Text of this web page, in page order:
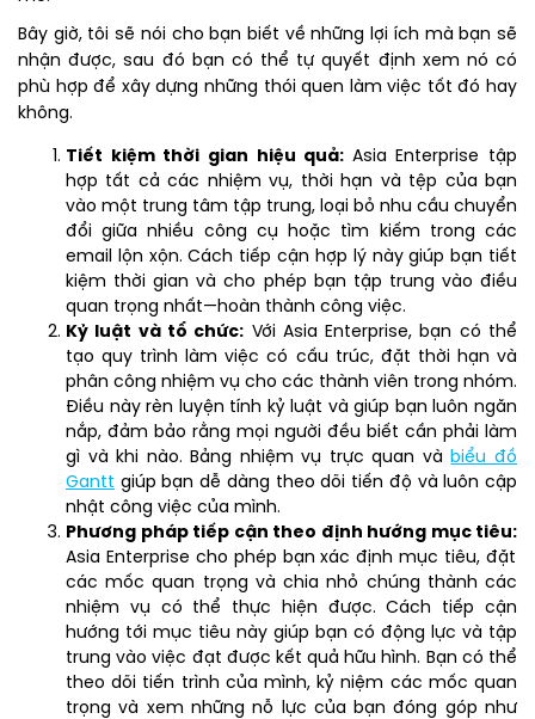
Bây giờ, tôi sẽ nói cho bạn biết về những lợi ích mà bạn sẽ
nhận được, sau đó bạn có thể tự quyết định xem nó có
phù hợp để xây dựng những thói quen làm việc tốt đó hay
không.
Tiết kiệm thời gian hiệu quả: Asia Enterprise tập
hợp tất cả các nhiệm vụ, thời hạn và tệp của bạn
vào một trung tâm tập trung, loại bỏ nhu cầu chuyển
đổi giữa nhiều công cụ hoặc tìm kiếm trong các
email lộn xộn. Cách tiếp cận hợp lý này giúp bạn tiết
kiệm thời gian và cho phép bạn tập trung vào điều
quan trọng nhất—hoàn thành công việc.
Kỷ luật và tổ chức: Với Asia Enterprise, bạn có thể
tạo quy trình làm việc có cấu trúc, đặt thời hạn và
phân công nhiệm vụ cho các thành viên trong nhóm.
Điều này rèn luyện tính kỷ luật và giúp bạn luôn ngăn
nắp, đảm bảo rằng mọi người đều biết cần phải làm
gì và khi nào. Bảng nhiệm vụ trực quan và biểu đồ
Gantt giúp bạn dễ dàng theo dõi tiến độ và luôn cập
nhật công việc của mình.
Phương pháp tiếp cận theo định hướng mục tiêu:
Asia Enterprise cho phép bạn xác định mục tiêu, đặt
các mốc quan trọng và chia nhỏ chúng thành các
nhiệm vụ có thể thực hiện được. Cách tiếp cận
hướng tới mục tiêu này giúp bạn có động lực và tập
trung vào việc đạt được kết quả hữu hình. Bạn có thể
theo dõi tiến trình của mình, kỷ niệm các mốc quan
trọng và xem những nỗ lực của bạn đóng góp như